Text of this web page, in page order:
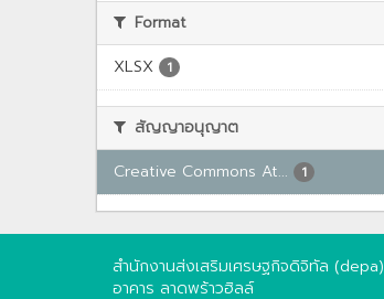
Format
XLSX
1
สัญญาอนุญาต
Creative Commons At...
1
สำนักงานส่งเสริมเศรษฐกิจดิจิทัล (depa)
อาคาร ลาดพร้าวฮิลล์